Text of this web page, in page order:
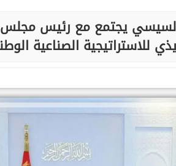
يجتمع مع رئيس مجلس
الصناعية الوطنية 2026 –